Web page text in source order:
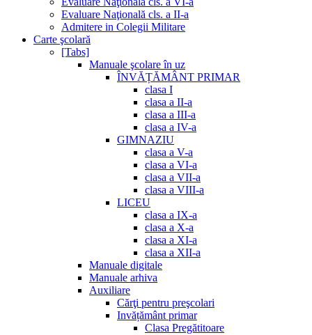
Evaluare Naţională cls. a II-a
Admitere in Colegii Militare
Carte şcolară
[Tabs]
Manuale şcolare în uz
ÎNVĂȚĂMÂNT PRIMAR
clasa I
clasa a II-a
clasa a III-a
clasa a IV-a
GIMNAZIU
clasa a V-a
clasa a VI-a
clasa a VII-a
clasa a VIII-a
LICEU
clasa a IX-a
clasa a X-a
clasa a XI-a
clasa a XII-a
Manuale digitale
Manuale arhiva
Auxiliare
Cărţi pentru preşcolari
Invățământ primar
Clasa Pregătitoare